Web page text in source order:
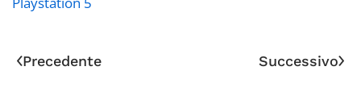
Precedente Successivo